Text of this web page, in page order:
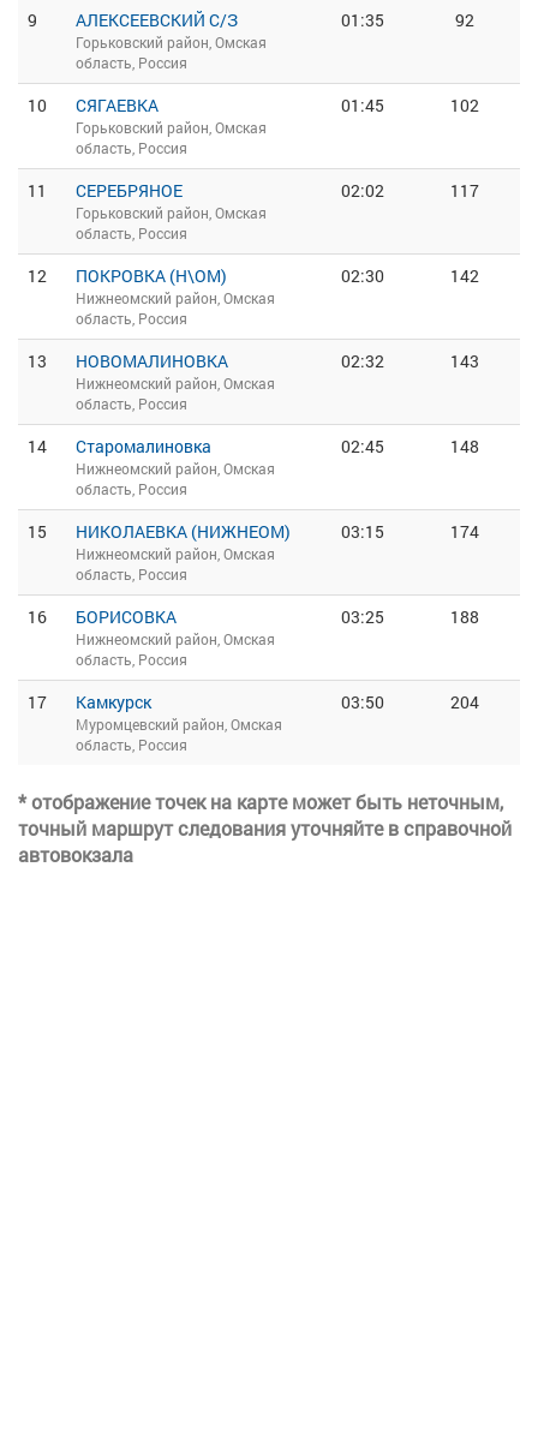
9 АЛЕКСЕЕВСКИЙ С/З
Горьковский район, Омская
область, Россия
01:35 92
10 СЯГАЕВКА
Горьковский район, Омская
область, Россия
01:45 102
11 СЕРЕБРЯНОЕ
Горьковский район, Омская
область, Россия
02:02 117
12 ПОКРОВКА (Н\ОМ)
Нижнеомский район, Омская
область, Россия
02:30 142
13 НОВОМАЛИНОВКА
Нижнеомский район, Омская
область, Россия
02:32 143
14 Старомалиновка
Нижнеомский район, Омская
область, Россия
02:45 148
15 НИКОЛАЕВКА (НИЖНЕОМ)
Нижнеомский район, Омская
область, Россия
03:15 174
16 БОРИСОВКА
Нижнеомский район, Омская
область, Россия
03:25 188
17 Камкурск
Муромцевский район, Омская
область, Россия
03:50 204
* отображение точек на карте может быть неточным,
точный маршрут следования уточняйте в справочной
автовокзала